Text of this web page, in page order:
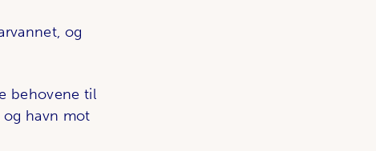
og
behovene til
og havn mot